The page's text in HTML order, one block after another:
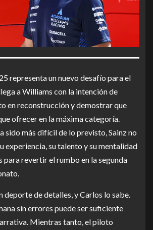
representa un nuevo desafío para el
a Williams con la intención de
en reconstrucción y demostrar que
ofrecer en la máxima categoría.
sido más difícil de lo previsto, Sainz no
experiencia, su talento y su mentalidad
para revertir el rumbo en la segunda
deporte de detalles, y Carlos lo sabe.
sin errores puede ser suficiente
Mientras tanto, el piloto